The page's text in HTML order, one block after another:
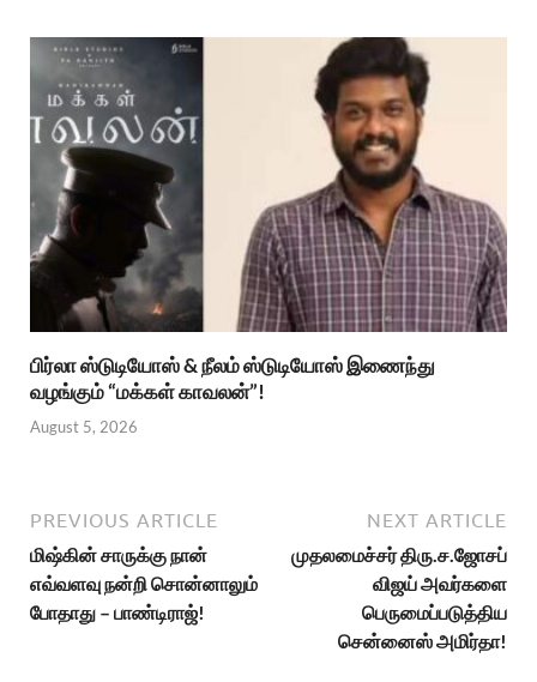
பிர்லா ஸ்டுடியோஸ் & நீலம் ஸ்டுடியோஸ் இணைந்து
வழங்கும் “மக்கள் காவலன்”!
August 5, 2026
PREVIOUS ARTICLE
மிஷ்கின் சாருக்கு நான்
எவ்வளவு நன்றி சொன்னாலும்
போதாது – பாண்டிராஜ்!
NEXT ARTICLE
முதலமைச்சர் திரு.ச.ஜோசப்
விஜய் அவர்களை
பெருமைப்படுத்திய
சென்னைஸ் அமிர்தா!